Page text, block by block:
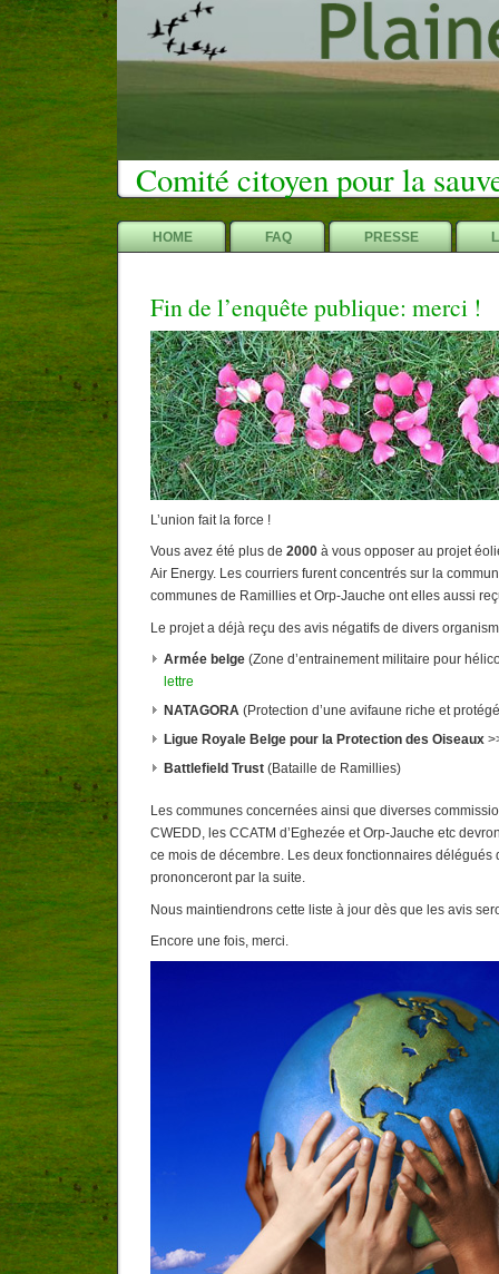
Comité citoyen pour la
HOME FAQ PRESSE
Fin de l’enquête publique: merci !
L’union fait la force !
Vous avez été plus de 2000 à vous opposer au projet
Air Energy. Les courriers furent concentrés sur la
communes de Ramillies et Orp-Jauche ont elles aussi
Le projet a déjà reçu des avis négatifs de divers
Armée belge (Zone d’entrainement militaire pour
lettre
NATAGORA (Protection d’une avifaune riche et
Ligue Royale Belge pour la Protection des Oiseaux
Battlefield Trust (Bataille de Ramillies)
Les communes concernées ainsi que diverses
CWEDD, les CCATM d’Eghezée et Orp-Jauche etc
ce mois de décembre. Les deux fonctionnaires délégués
prononceront par la suite.
Nous maintiendrons cette liste à jour dès que les avis
Encore une fois, merci.